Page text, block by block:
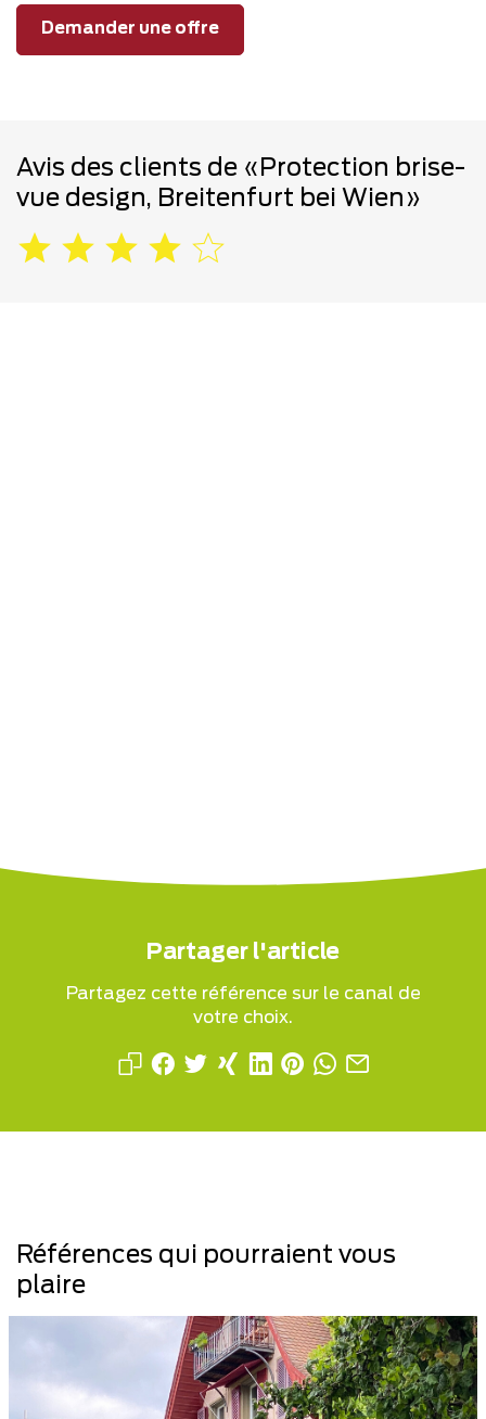
Demander une offre
Avis des clients de «Protection brise-
vue design, Breitenfurt bei Wien»
Partager l'article
Partagez cette référence sur le canal de
votre choix.
Références qui pourraient vous
plaire